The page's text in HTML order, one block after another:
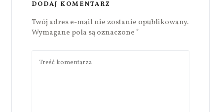
DODAJ KOMENTARZ
Twój adres e-mail nie zostanie opublikowany.
Wymagane pola są oznaczone *